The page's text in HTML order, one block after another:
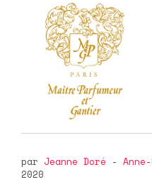
par Jeanne Doré -
2020